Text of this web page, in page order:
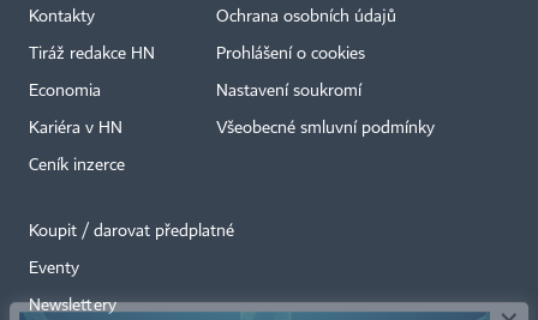
Kontakty
Tiráž redakce HN
Economia
Kariéra v HN
Ceník inzerce
Ochrana osobních údajů
Prohlášení o cookies
Nastavení soukromí
Všeobecné smluvní podmínky
Koupit / darovat předplatné
Eventy
Newslettery